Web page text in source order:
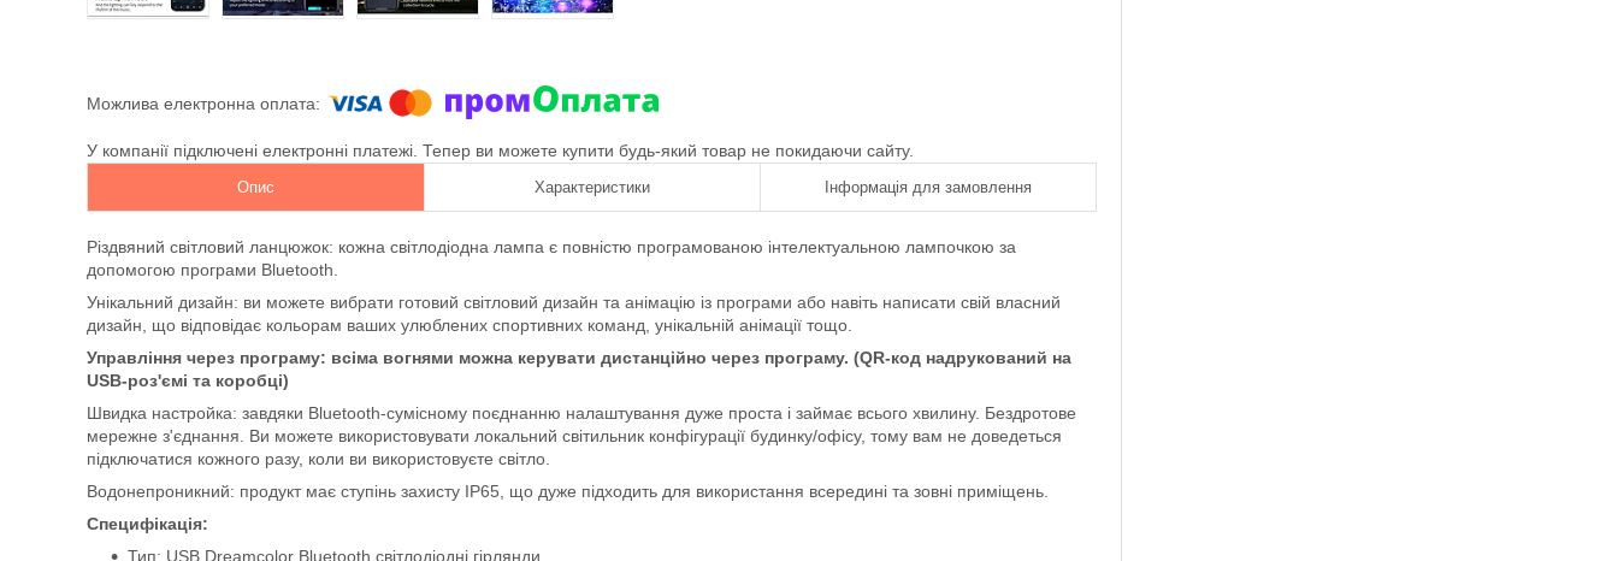
У компанії підключені електронні платежі. Тепер ви можете купити будь-який товар не покидаючи сайту.
Опис Характеристики Інформація для замовлення
Різдвяний світловий ланцюжок: кожна світлодіодна лампа є повністю програмованою інтелектуальною лампочкою за
допомогою програми Bluetooth.
Унікальний дизайн: ви можете вибрати готовий світловий дизайн та анімацію із програми або навіть написати свій власний
дизайн, що відповідає кольорам ваших улюблених спортивних команд, унікальній анімації тощо.
Управління через програму: всіма вогнями можна керувати дистанційно через програму. (QR-код надрукований на
USB-роз'ємі та коробці)
Швидка настройка: завдяки Bluetooth-сумісному поєднанню налаштування дуже проста і займає всього хвилину. Бездротове
мережне з'єднання. Ви можете використовувати локальний світильник конфігурації будинку/офісу, тому вам не доведеться
підключатися кожного разу, коли ви використовуєте світло.
Водонепроникний: продукт має ступінь захисту IP65, що дуже підходить для використання всередині та зовні приміщень.
Специфікація:
Тип: USB Dreamcolor Bluetooth світлодіодні гірлянди